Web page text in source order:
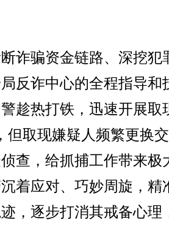
骗资金链路、深挖犯
反诈中心的全程指导和
趁热打铁，迅速开展取
但取现嫌疑人频繁更换
查，给抓捕工作带来极
着应对、巧妙周旋，精
，逐步打消其戒备心理